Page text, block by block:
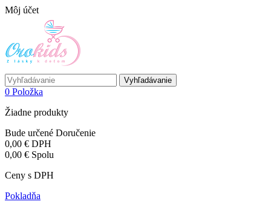
Môj účet
Vyhľadávanie
0 Položka
Žiadne produkty
Bude určené Doručenie
0,00 € DPH
0,00 € Spolu
Ceny s DPH
Pokladňa